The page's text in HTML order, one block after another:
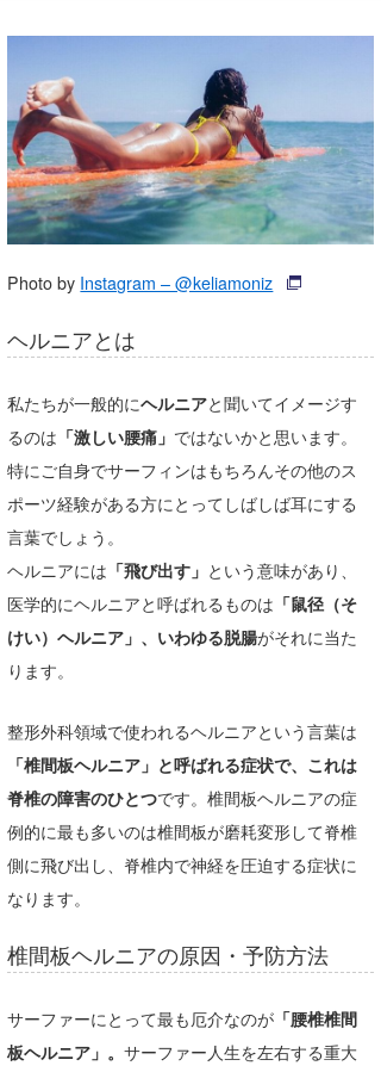
今月のプレゼント
Photo by Instagram – @keliamoniz
ヘルニアとは
私たちが一般的にヘルニアと聞いてイメージす
るのは 「激しい腰痛」 ではないかと思います。
特にご自身でサーフィンはもちろんその他のス
ポーツ経験がある方にとってしばしば耳にする
言葉でしょう。
ヘルニアには 「飛び出す」 という意味があり、
医学的にヘルニアと呼ばれるものは 「鼠径（そ
けい）ヘルニア」、いわゆる脱腸がそれに当た
ります。
整形外科領域で使われるヘルニアという言葉は
「椎間板ヘルニア」と呼ばれる症状で、これは
脊椎の障害のひとつです。椎間板ヘルニアの症
例的に最も多いのは椎間板が磨耗変形して脊椎
側に飛び出し、脊椎内で神経を圧迫する症状に
なります。
椎間板ヘルニアの原因・予防方法
サーファーにとって最も厄介なのが 「腰椎椎間
板ヘルニア」。サーファー人生を左右する重大
千葉北
伊豆
千葉南
沖縄
その他
ルール＆How to
VOTE!
サーファーズ
ライター/寄稿メディア
Core Surf Japan
Yasunari Inoue
Yoshiyuki Obata
arukasvision
DELTA FORCE SURF
CBA Films
Colors MAGAZINE
WAVAL
福島寿実子
中浦“JET”章
嵯峨明日香
進士剛光
田原啓江
NOBUFUKU
波伝説スタッフ
☆加藤
+☆maki☆+
Aichan
chan-U
G◎Da
波伝説